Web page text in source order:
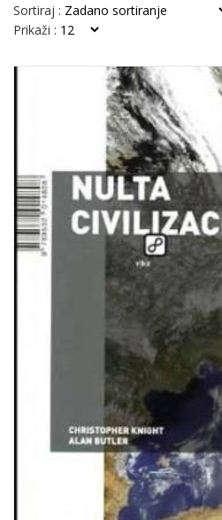
Sortiraj :
Prikaži :